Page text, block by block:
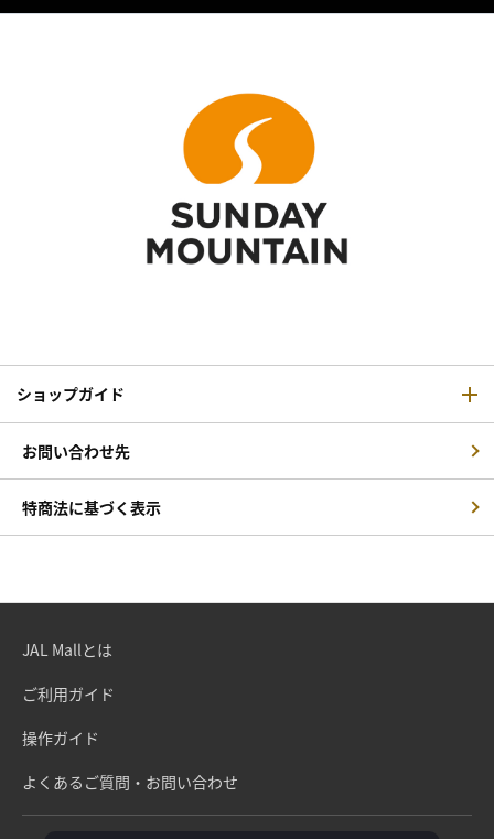
ショップガイド
お問い合わせ先
特商法に基づく表示
JAL Mallとは
ご利用ガイド
操作ガイド
よくあるご質問・お問い合わせ